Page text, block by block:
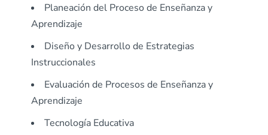
Planeación del Proceso de Enseñanza y
Aprendizaje
Diseño y Desarrollo de Estrategias
Instruccionales
Evaluación de Procesos de Enseñanza y
Aprendizaje
Tecnología Educativa